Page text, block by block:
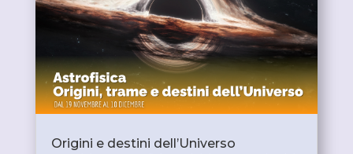
Origini e destini dell’Universo